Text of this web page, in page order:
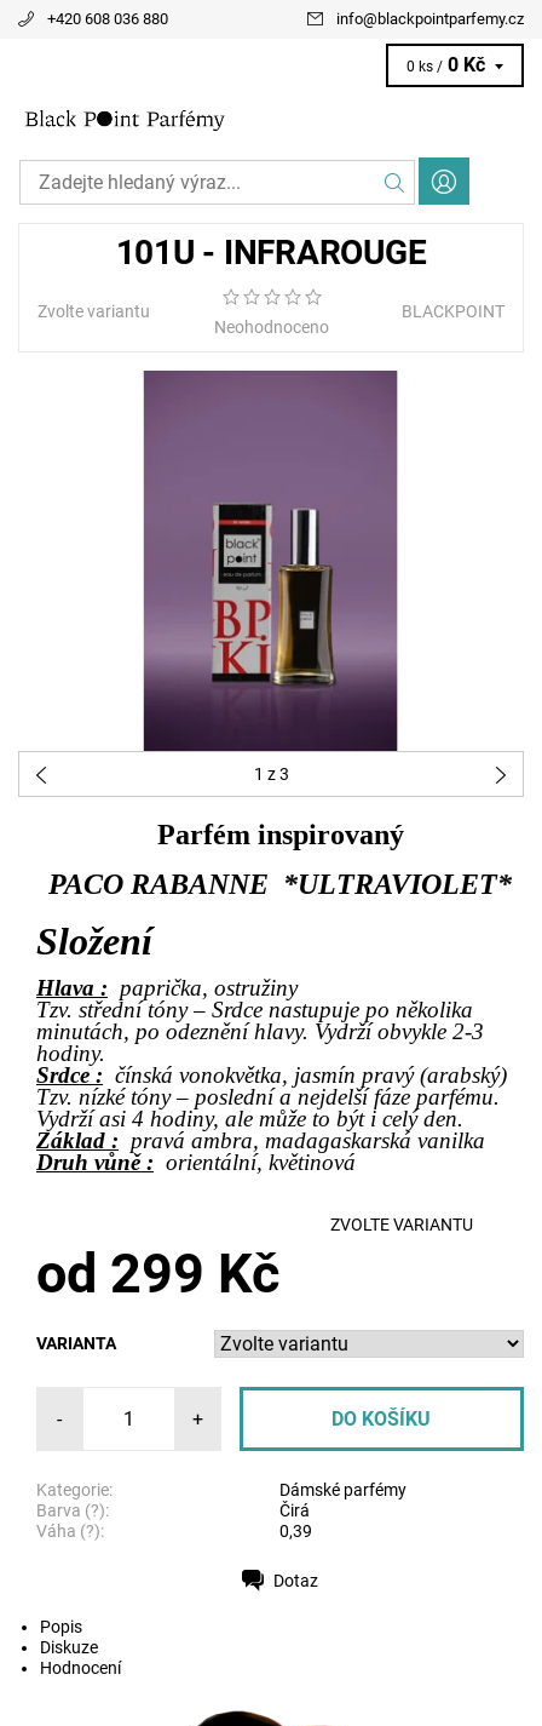
+420 608 036 880 info@ blackpointparfemy.cz
0 ks / 0 Kč
101U - INFRAROUGE
Zvolte variantu
Neohodnoceno
BLACKPOINT
1 z 3
Parfém inspirovaný
PACO RABANNE *ULTRAVIOLET*
Složení
Hlava : paprička, ostružiny
Tzv. střední tóny – Srdce nastupuje po několika
minutách, po odeznění hlavy. Vydrží obvykle 2-3
hodiny.
Srdce : čínská vonokvětka, jasmín pravý (arabský)
Tzv. nízké tóny – poslední a nejdelší fáze parfému.
Vydrží asi 4 hodiny, ale může to být i celý den.
Základ : pravá ambra, madagaskarská vanilka
Druh vůně : orientální, květinová
ZVOLTE VARIANTU
od 299 Kč
VARIANTA
- +
Kategorie:
Dámské parfémy
Barva (?):
Čirá
Váha (?):
0,39
Dotaz
Popis
Diskuze
Hodnocení